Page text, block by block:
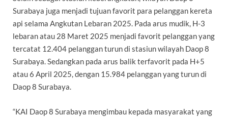
Surabaya juga menjadi tujuan favorit para pelanggan kereta
api selama Angkutan Lebaran 2025. Pada arus mudik, H-3
lebaran atau 28 Maret 2025 menjadi favorit pelanggan yang
tercatat 12.404 pelanggan turun di stasiun wilayah Daop 8
Surabaya. Sedangkan pada arus balik terfavorit pada H+5
atau 6 April 2025, dengan 15.984 pelanggan yang turun di
Daop 8 Surabaya.
“KAI Daop 8 Surabaya mengimbau kepada masyarakat yang